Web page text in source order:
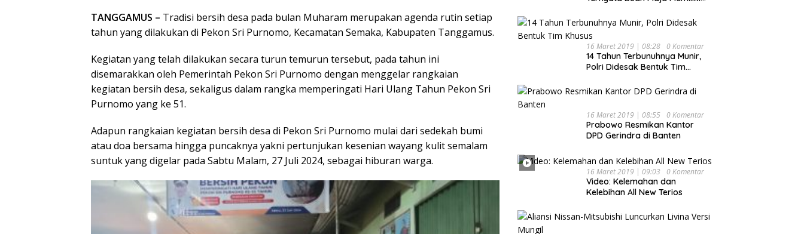
TANGGAMUS – Tradisi bersih desa pada bulan Muharam merupakan agenda rutin setiap
tahun yang dilakukan di Pekon Sri Purnomo, Kecamatan Semaka, Kabupaten Tanggamus.
Kegiatan yang telah dilakukan secara turun temurun tersebut, pada tahun ini
disemarakkan oleh Pemerintah Pekon Sri Purnomo dengan menggelar rangkaian
kegiatan bersih desa, sekaligus dalam rangka memperingati Hari Ulang Tahun Pekon Sri
Purnomo yang ke 51.
Adapun rangkaian kegiatan bersih desa di Pekon Sri Purnomo mulai dari sedekah bumi
atau doa bersama hingga puncaknya yakni pertunjukan kesenian wayang kulit semalam
suntuk yang digelar pada Sabtu Malam, 27 Juli 2024, sebagai hiburan warga.
Kesehatan
16 Maret 2019 | 08:28 0 Komentar
14 Tahun Terbunuhnya Munir,
Polri Didesak Bentuk Tim
16 Maret 2019 | 08:55 0 Komentar
Prabowo Resmikan Kantor
DPD Gerindra di Banten
16 Maret 2019 | 09:03 0 Komentar
Video: Kelemahan dan
Kelebihan All New Terios